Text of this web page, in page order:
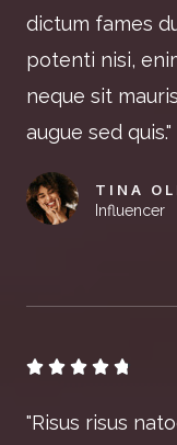
dictum fames
potenti nisi,
neque sit
augue sed quis."
TINA
Influencer
    
"Risus risus